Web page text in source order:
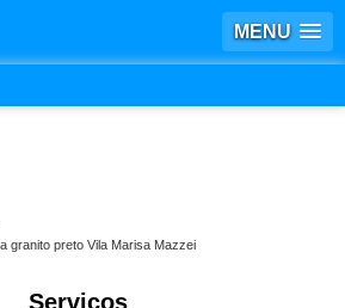
MENU
granito preto Vila Marisa Mazzei
Serviços